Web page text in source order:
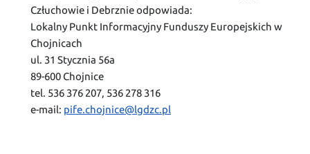
Człuchowie i Debrznie odpowiada:
Lokalny Punkt Informacyjny Funduszy Europejskich w
Chojnicach
ul. 31 Stycznia 56a
89-600 Chojnice
tel. 536 376 207, 536 278 316
e-mail: pife.chojnice@lgdzc.pl